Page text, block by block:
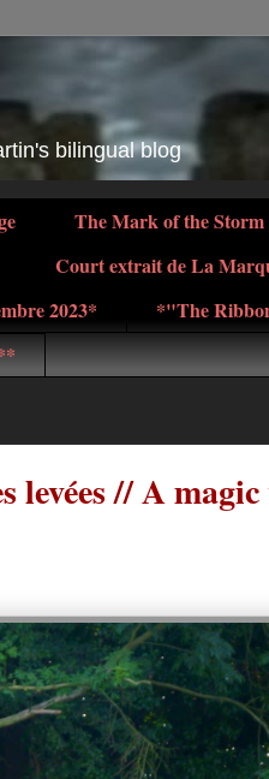
bilingual blog
The Mark of the Storm
Court extrait de La
2023*
*"The
// A magic